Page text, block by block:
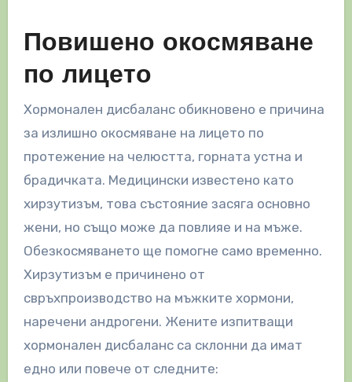
Повишено окосмяване
по лицето
Хормонален дисбаланс обикновено е причина
за излишно окосмяване на лицето по
протежение на челюстта, горната устна и
брадичката. Медицински известено като
хирзутизъм, това състояние засяга основно
жени, но също може да повлияе и на мъже.
Обезкосмяването ще помогне само временно.
Хирзутизъм е причинено от
свръхпроизводство на мъжките хормони,
наречени андрогени. Жените изпитващи
хормонален дисбаланс са склонни да имат
едно или повече от следните: